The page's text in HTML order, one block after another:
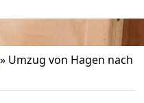
» Umzug von Hagen nach